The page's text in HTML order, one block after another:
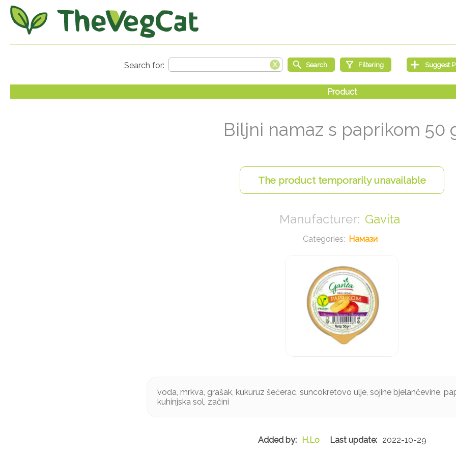
Biljni namaz s paprikom 50
Gavita
Намази
voda, mrkva, grašak, kukuruz šećerac, suncokretovo ulje, sojine bjelančevine,
kuhinjska sol, začini
H.Lo 2022-10-29